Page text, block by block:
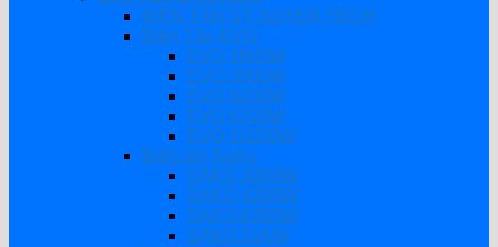
BIẾN TẦN ST-SOYER TECH
Biến Tần EVO
EVO 1600W
EVO 3000W
EVO 4200W
EVO 6200W
EVO 10200W
Biến tần SaKo
SAKO 3000W
SAKO 4200W
SAKO 6200W
SAKO 11KW